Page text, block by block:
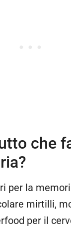
che
per la
mirtilli,
per il